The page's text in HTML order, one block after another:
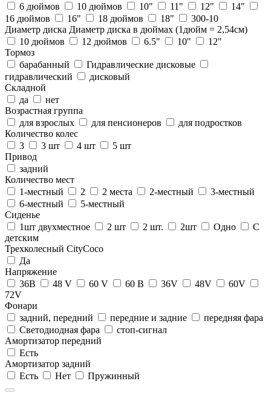
6 дюймов
10 дюймов 10" 11" 12"
14"
16 дюймов
16" 18 дюймов 18"
300-10
Диаметр диска Диаметр диска в дюймах (1дюйм = 2,54см)
10 дюймов
12 дюймов 6.5" 10"
12"
Тормоз
барабанный
Гидравлические дисковые
гидравлический
дисковый
Складной
да
нет
Возрастная группа
для взрослых
для пенсионеров
для подростков
Количество колес
3
3 шт 4 шт
5 шт
Привод
задний
Количество мест
1-местный
2 2 места 2-местный
3-местный
6-местный
5-местный
Сиденье
1шт двухместное
2 шт 2 шт. 2шт Одно
С
детским
Трехколесный CityCoco
Да
Напряжение
36В
48 V 60 V 60 В 36V 48V
60V
72V
Фонари
задний, передний
передние и задние
передняя фара
Светодиодная фара
стоп-сигнал
Амортизатор передний
Есть
Амортизатор задний
Есть
Нет Пружинный